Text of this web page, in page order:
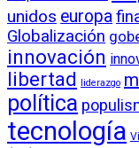
unidos europa
Globalización
innovación
libertad liderazgo
política
tecnología